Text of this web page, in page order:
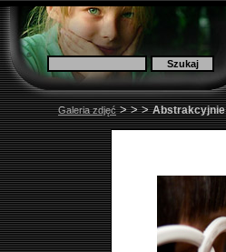
Galeria zdjęć>>>Abstrakcyjnie